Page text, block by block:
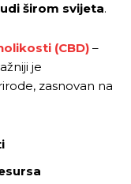
širom svijeta.
(CBD) –
je
zasnovan na